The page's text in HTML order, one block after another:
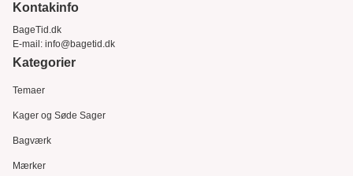
Kontakinfo
BageTid.dk
E-mail: info@bagetid.dk
Kategorier
Temaer
Kager og Søde Sager
Bagværk
Mærker